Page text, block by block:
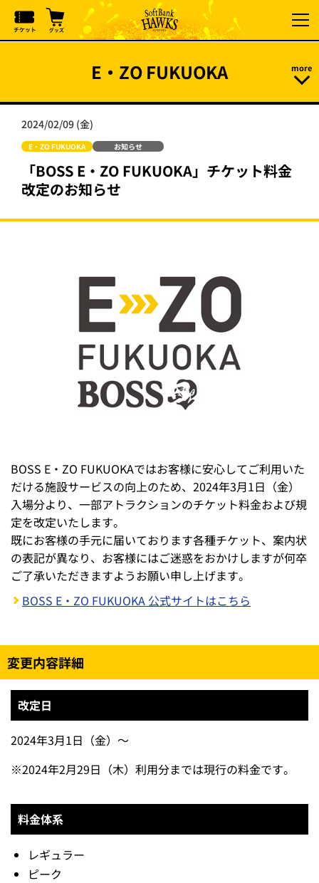
E・ZO FUKUOKA
2024/02/09 (金)
E・ZO FUKUOKA お知らせ
「BOSS E・ZO FUKUOKA」チケット料金
改定のお知らせ
BOSS E・ZO FUKUOKAではお客様に安心してご利用いた
だける施設サービスの向上のため、2024年3月1日（金）
入場分より、一部アトラクションのチケット料金および規
定を改定いたします。
既にお客様の手元に届いております各種チケット、案内状
の表記が異なり、お客様にはご迷惑をおかけしますが何卒
ご了承いただきますようお願い申し上げます。
BOSS E・ZO FUKUOKA 公式サイトはこちら
変更内容詳細
改定日
2024年3月1日（金）～
※2024年2月29日（木）利用分までは現行の料金です。
料金体系
レギュラー
ピーク